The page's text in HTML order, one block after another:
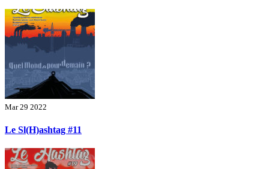
Mar 29 2022
Le Sl(H)ashtag #11